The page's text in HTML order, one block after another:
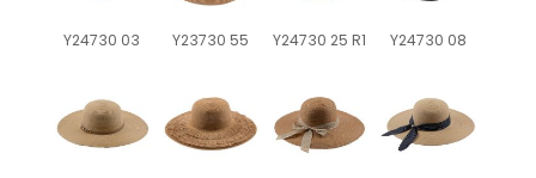
Y24730 03 Y23730 55 Y24730 25 R1 Y24730 08